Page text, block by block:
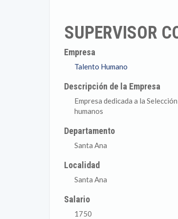
SUPERVISOR
Empresa
Talento Humano
Descripción de la Empresa
Empresa dedicada a la
humanos
Departamento
Santa Ana
Localidad
Santa Ana
Salario
1750